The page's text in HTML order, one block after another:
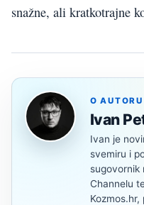
snažne, ali kratkotrajne
O AUTORU
Ivan
Ivan je
svemiru i
sugovornik
Channelu